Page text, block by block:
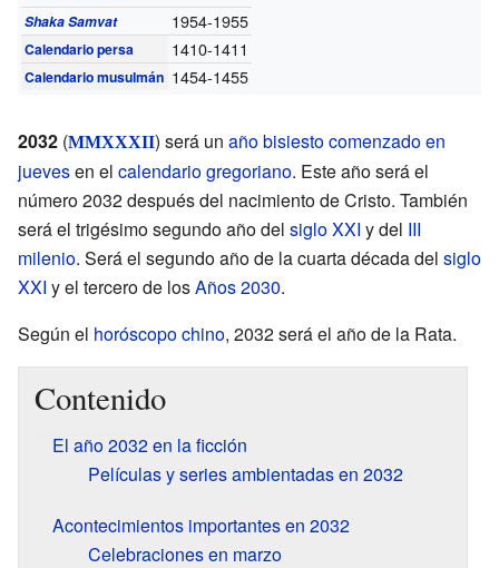
Shaka Samvat 1954-1955
Calendario persa 1410-1411
Calendario musulmán 1454-1455
2032 (MMXXXII) será un año bisiesto comenzado en
juevesen el calendario gregoriano. Este año será el
número 2032 después del nacimiento de Cristo. También
será el trigésimo segundo año del siglo XXI y del III
milenio. Será el segundo año de la cuarta década del siglo
XXI y el tercero de losAños 2030.
Según el horóscopo chino, 2032 será el año de la Rata.
Contenido
El año 2032 en la ficción
Películas y series ambientadas en 2032
Acontecimientos importantes en 2032
Celebraciones en marzo